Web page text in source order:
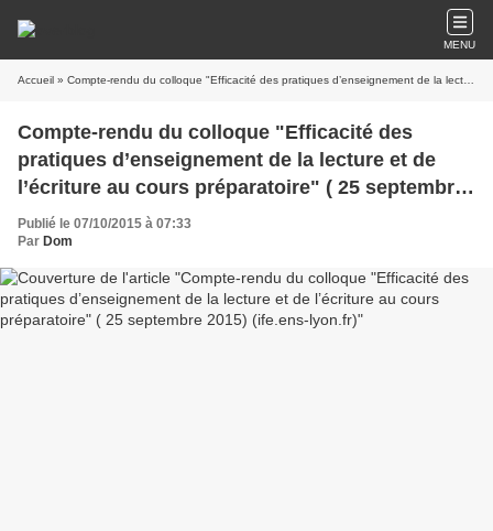
MENU
Accueil » Compte-rendu du colloque "Efficacité des pratiques d’enseignement de la lecture et de l’écriture au cours préparatoire" ( 25 septembre 2015) (ife.ens-lyon.fr)
Compte-rendu du colloque "Efficacité des
pratiques d’enseignement de la lecture et de
l’écriture au cours préparatoire" ( 25 septembre
2015) (ife.ens-lyon.fr)
Publié le 07/10/2015 à 07:33
Par Dom